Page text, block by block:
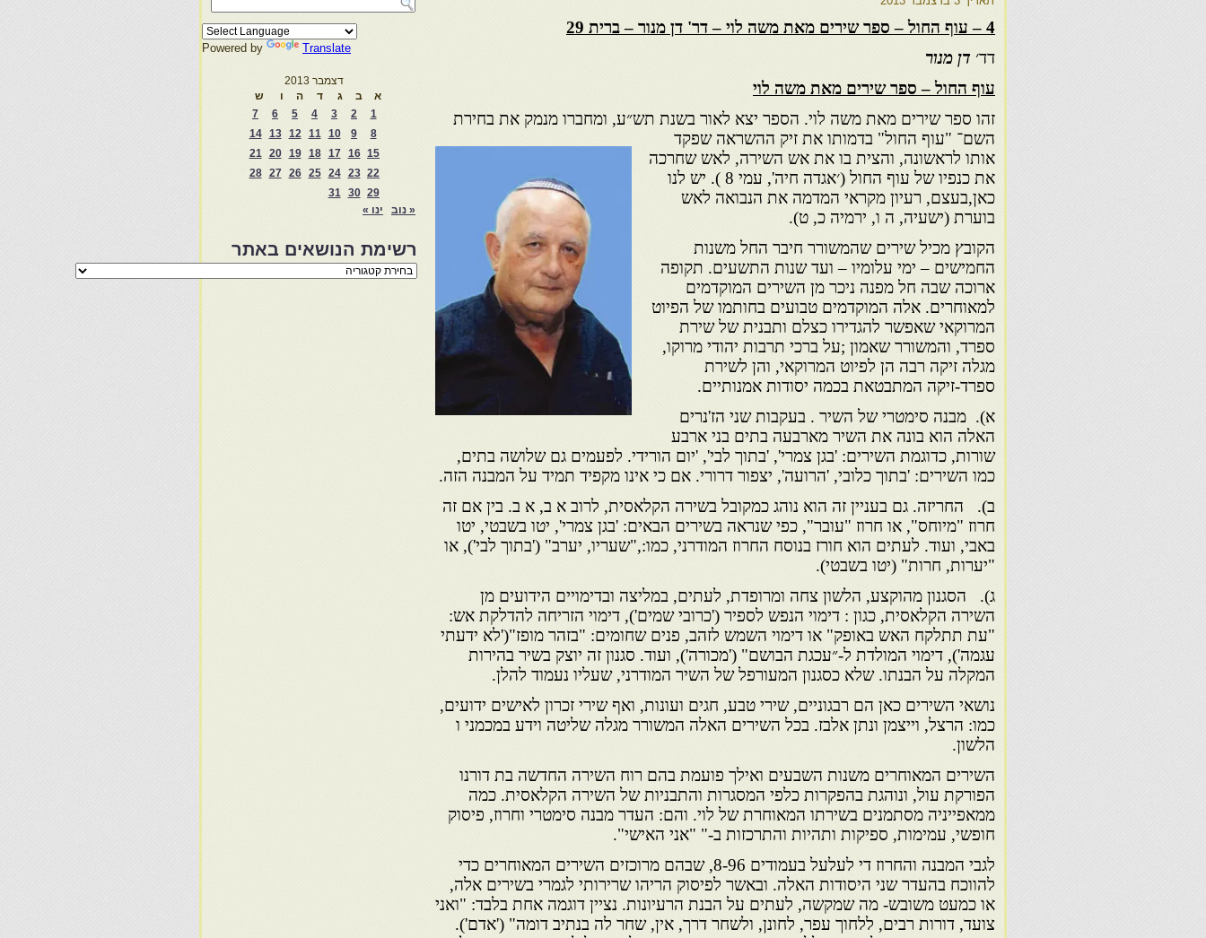
4 – עוף החול – ספר שירים מאת משה לוי – דר' דן מנור – ברית 29
דד׳ דן מנור
עוף החול – ספר שירים מאת משה לוי
זהו ספר שירים מאת משה לוי. הספר יצא לאור בשנת תש״ע, ומחברו מנמק את בחירת
השם־ "עוף החול" בדמותו את זיק ההשראה שפקד
אותו לראשונה, והצית בו את אש השירה, לאש שחרכה
את כנפיו של עוף החול (׳אגדה חיה', עמי 8 ). יש לנו
כאן,בעצם, רעיון מקראי המדמה את הנבואה לאש
בוערת (ישעיה, ה ו, ירמיה כ, ט).
הקובץ מכיל שירים שהמשורר חיבר החל משנות
החמישים – ימי עלומיו – ועד שנות התשעים. תקופה
ארוכה שבה חל מפנה ניכר מן השירים המוקדמים
למאוחרים. אלה המוקדמים טבועים בחותמו של הפיוט
המרוקאי שאפשר להגדירו כצלם ותבנית של שירת
ספרד, והמשורר שאמון ;על ברכי תרבות יהודי מרוקו,
מגלה זיקה רבה הן לפיוט המרוקאי, והן לשירת
ספרד-זיקה המתבטאת בכמה יסודות אמנותיים.
א). מבנה סימטרי של השיר . בעקבות שני הז'נרים
האלה הוא בונה את השיר מארבעה בתים בני ארבע
שורות, כדוגמת השירים: 'בגן צמרי', 'בתוך לבי', 'יום הורידי. לפעמים גם שלושה בתים,
כמו השירים: 'בתוך כלובי, 'הרועה', יצפור דרורי. אם כי אינו מקפיד תמיד על המבנה הזה.
ב). החריזה. גם בעניין זה הוא נוהג כמקובל בשירה הקלאסית, לרוב א ב, א ב. בין אם זה
חרוז "מיוחס", או חרוז "עובר", כפי שנראה בשירים הבאים: 'בגן צמרי', יטו בשבטי, יטו
באבי, ועוד. לעתים הוא חורז בנוסח החרוז המודרני, כמו:,"שעריו, יערב" ('בתוך לבי'), או
"יערות, חרות" (יטו בשבטי).
ג). הסגנון מהוקצע, הלשון צחה ומרופדת, לעתים, במליצה ובדימויים הידועים מן
השירה הקלאסית, כגון : דימוי הנפש לספיר ('כרובי שמים'), דימוי הזריחה להדלקת אש:
"עת תתלקח האש באופק" או דימוי השמש לזהב, פנים שחומים: "בזהר מופז"('לא ידעתי
עגמה'), דימוי המולדת ל-״עכגת הבושם" ('מכורה'), ועוד. סגנון זה יוצק בשיר בהירות
המקלה על הבנתו. שלא כסגנון המעורפל של השיר המודרני, שעליו נעמוד להלן.
נושאי השירים כאן הם רבגוניים, שירי טבע, חגים ועונות, ואף שירי זכרון לאישים ידועים,
כמו: הרצל, וייצמן ונתן אלבז. בכל השירים האלה המשורר מגלה שליטה וידע במכמני ו
הלשון.
השירים המאוחרים משנות השבעים ואילך פועמת בהם רוח השירה החדשה בת דורנו
הפורקת עול, ונוהגת בהפקרות כלפי המסגרות והתבניות של השירה הקלאסית. כמה
ממאפייניה מסתמנים בשירתו המאוחרת של לוי. והם: העדר מבנה סימטרי וחרוז, פיסוק
חופשי, עמימות, ספיקות ותהיות והתרכזות ב-" "אני האישי".
לגבי המבנה והחרוז די לעלעל בעמודים 8-96, שבהם מרוכזים השירים המאוחרים כדי
להווכח בהעדר שני היסודות האלה. ובאשר לפיסוק הריהו שרירותי לגמרי בשירים אלה,
או כמעט משובש- מה שמקשה, לעתים על הבנת הרעיונות. נציין דוגמה אחת בלבד: "ואני
צועד, דורות רבים, ללחוך עפר, לחונן, ולשחר דרך, אין, שחר לה בנתיב דומה" ('אדם').
Powered by Translate
דצמבר 2013
א
ב ג ד ה ו
ש
1
2
3
4
5
6
7
8
9
10
11
12
13
14
15
16
17
18
19
20
21
22
23
24
25
26
27
28
29
30
31
« נוב
ינו »
רשימת הנושאים באתר
רשימת
הנושאים